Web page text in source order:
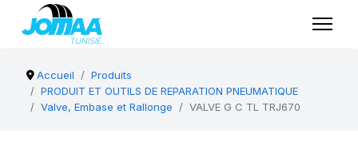
Accueil
Produits
PRODUIT ET OUTILS DE REPARATION PNEUMATIQUE
Valve, Embase et Rallonge
VALVE G C TL TRJ670